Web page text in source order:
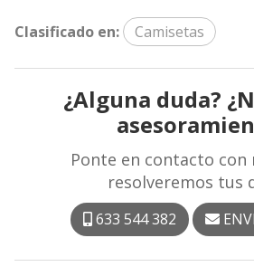
Clasificado en: Camisetas
¿Alguna duda?
Ponte en contacto con
resolveremos tus
633 544 382